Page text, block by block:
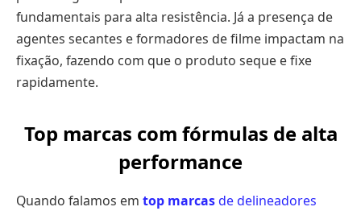
fundamentais para alta resistência. Já a presença de
agentes secantes e formadores de filme impactam na
fixação, fazendo com que o produto seque e fixe
rapidamente.
Top marcas com fórmulas de alta
performance
Quando falamos em top marcasde delineadores